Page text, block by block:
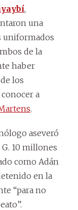
,
una
uniformados
de la
haber
los
a
.
aseveró
10 millones
como Adán
en la
“para no